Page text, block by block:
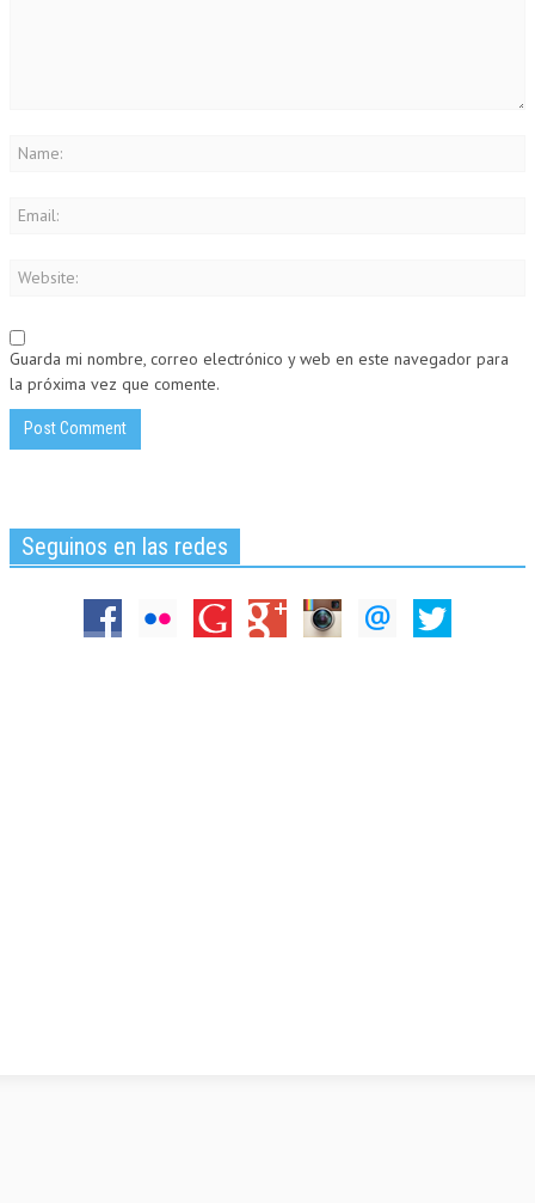
Guarda mi nombre, correo electrónico y web en este navegador para
la próxima vez que comente.
Seguinos en las redes